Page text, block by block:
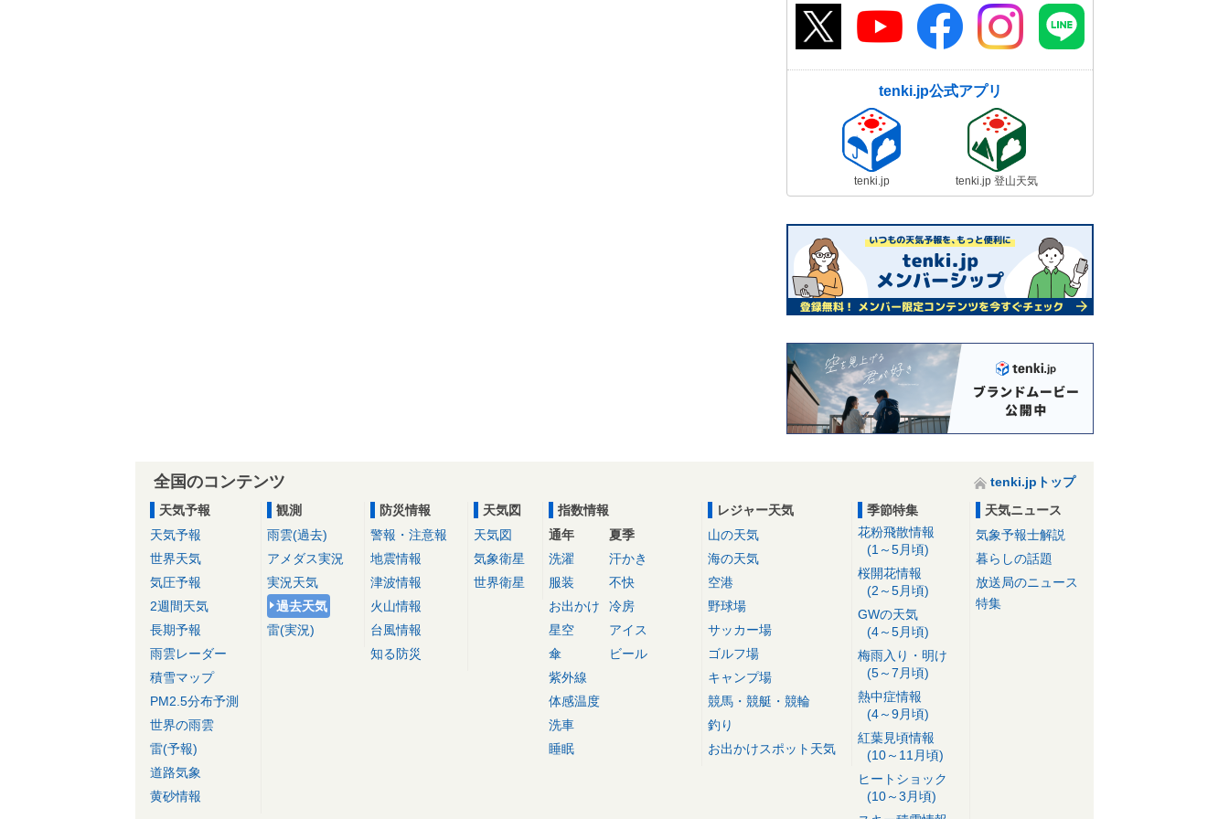
tenki.jp公式アプリ
tenki.jp tenki.jp 登山天気
全国のコンテンツ
tenki.jpトップ
天気予報
天気予報
世界天気
気圧予報
2週間天気
長期予報
雨雲レーダー
積雪マップ
PM2.5分布予測
世界の雨雲
雷(予報)
道路気象
黄砂情報
観測
雨雲(過去)
アメダス実況
実況天気
過去天気
雷(実況)
防災情報
警報・注意報
地震情報
津波情報
火山情報
台風情報
知る防災
天気図
天気図
気象衛星
世界衛星
指数情報
通年
洗濯
服装
お出かけ
星空
傘
紫外線
体感温度
洗車
睡眠
夏季
汗かき
不快
冷房
アイス
ビール
レジャー天気
山の天気
海の天気
空港
野球場
サッカー場
ゴルフ場
キャンプ場
競馬・競艇・競輪
釣り
お出かけスポット天気
季節特集
花粉飛散情報
(1～5月頃)
桜開花情報
(2～5月頃)
GWの天気
(4～5月頃)
梅雨入り・明け
(5～7月頃)
熱中症情報
(4～9月頃)
紅葉見頃情報
(10～11月頃)
ヒートショック
(10～3月頃)
天気ニュース
気象予報士解説
暮らしの話題
放送局のニュース
特集